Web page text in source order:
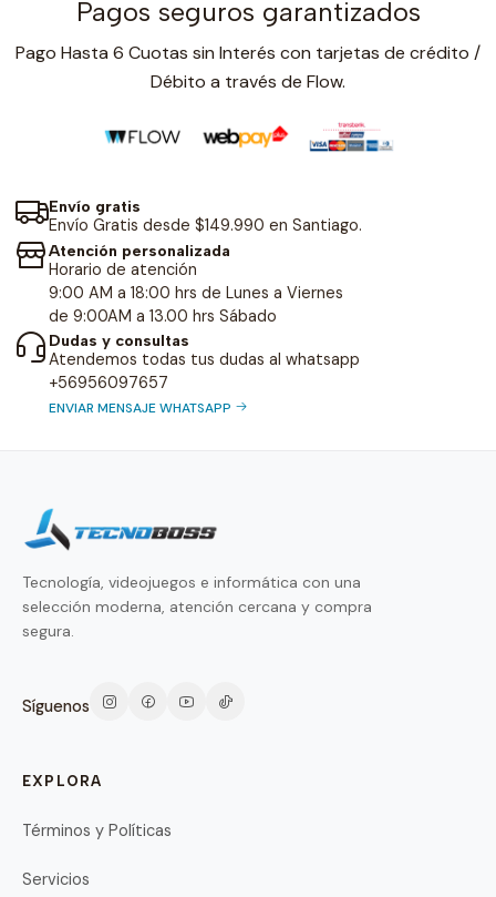
Pagos seguros garantizados
Pago Hasta 6 Cuotas sin Interés con tarjetas de crédito /
Débito a través de Flow.
Envío gratis
Envío Gratis desde $149.990 en Santiago.
Atención personalizada
Horario de atención
9:00 AM a 18:00 hrs de Lunes a Viernes
de 9:00AM a 13.00 hrs Sábado
Dudas y consultas
Atendemos todas tus dudas al whatsapp
+56956097657
ENVIAR MENSAJE WHATSAPP
Tecnología, videojuegos e informática con una
selección moderna, atención cercana y compra
segura.
Síguenos
EXPLORA
Términos y Políticas
Servicios